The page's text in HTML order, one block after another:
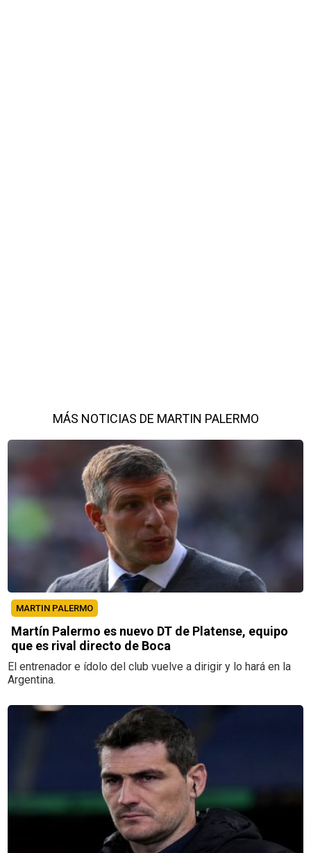
MÁS NOTICIAS DE MARTIN PALERMO
MARTIN PALERMO
Martín Palermo es nuevo DT de Platense, equipo
que es rival directo de Boca
El entrenador e ídolo del club vuelve a dirigir y lo hará en la
Argentina.